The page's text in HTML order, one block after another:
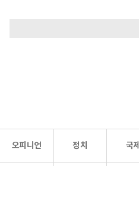
오피니언 정치 국제